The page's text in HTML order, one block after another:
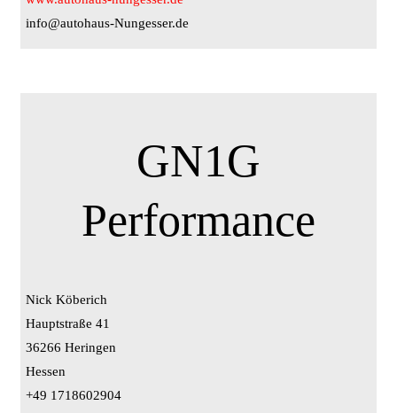
info@autohaus-Nungesser.de
GN1G
Performance
Nick Köberich
Hauptstraße 41
36266 Heringen
Hessen
+49 1718602904